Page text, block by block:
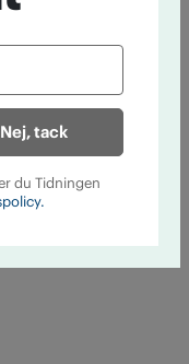
Nej, tack
du Tidningen